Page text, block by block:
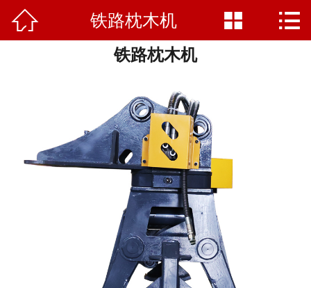
网站首页
新闻资讯
客户案例
产品支持
联系我们
 铁路枕木机  
铁路枕木机